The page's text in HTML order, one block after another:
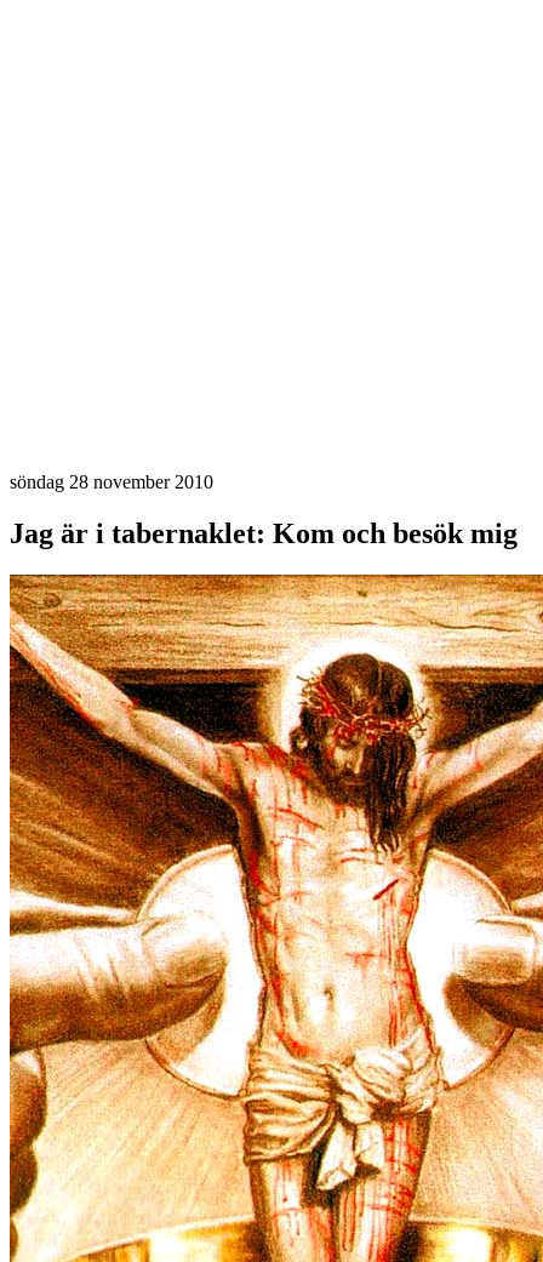
söndag 28 november 2010
Jag är i tabernaklet: Kom och besök mig